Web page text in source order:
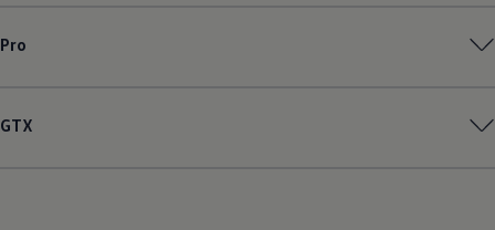
Pro
GTX